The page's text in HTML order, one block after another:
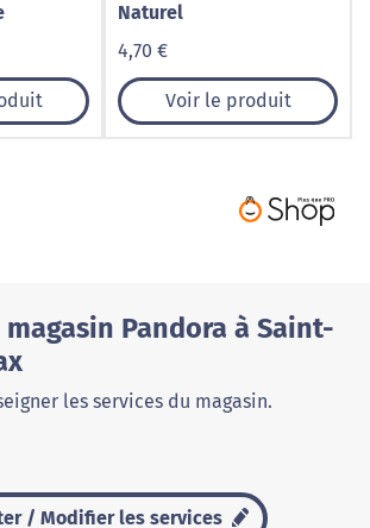
Naturel
4,70 €
Voir le produit
Pandora à Saint-
les services du magasin.
/ Modifier les services